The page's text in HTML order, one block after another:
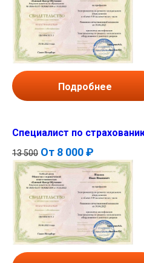
Подробнее
Специалист по
13 500 От 8 000 ₽